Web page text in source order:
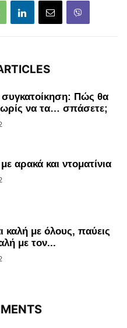
συγκατοίκηση: Πώς θα
να τα… σπάσετε;
με αρακά και ντοματίνια
καλή με όλους, παύεις
με τον...